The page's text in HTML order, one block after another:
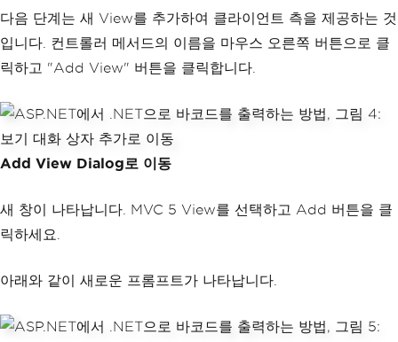
다음 단계는 새 View를 추가하여 클라이언트 측을 제공하는 것
입니다. 컨트롤러 메서드의 이름을 마우스 오른쪽 버튼으로 클
릭하고 "Add View" 버튼을 클릭합니다.
Add View Dialog로 이동
새 창이 나타납니다. MVC 5 View를 선택하고 Add 버튼을 클
릭하세요.
아래와 같이 새로운 프롬프트가 나타납니다.